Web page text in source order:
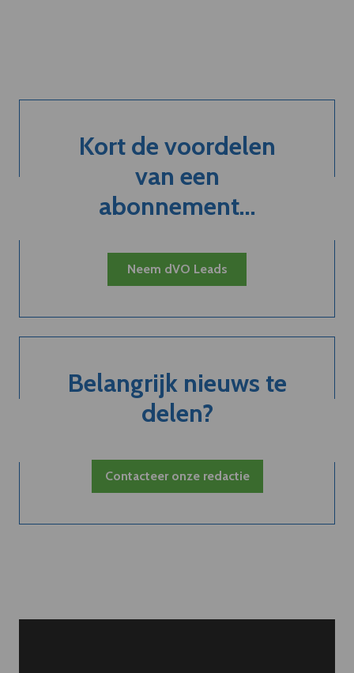
Kort de voordelen
van een
abonnement...
Neem dVO Leads
Belangrijk nieuws te
delen?
Contacteer onze redactie